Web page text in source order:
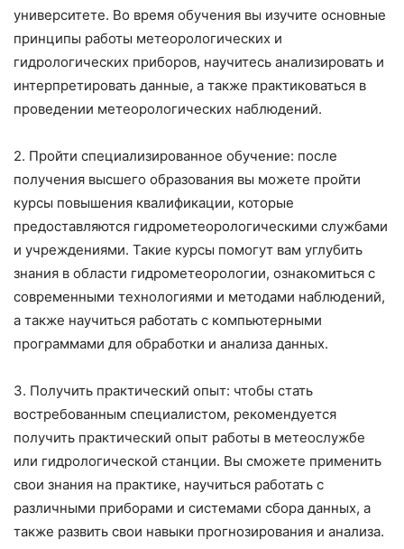
университете. Во время обучения вы изучите основные
принципы работы метеорологических и
гидрологических приборов, научитесь анализировать и
интерпретировать данные, а также практиковаться в
проведении метеорологических наблюдений.
2. Пройти специализированное обучение: после
получения высшего образования вы можете пройти
курсы повышения квалификации, которые
предоставляются гидрометеорологическими службами
и учреждениями. Такие курсы помогут вам углубить
знания в области гидрометеорологии, ознакомиться с
современными технологиями и методами наблюдений,
а также научиться работать с компьютерными
программами для обработки и анализа данных.
3. Получить практический опыт: чтобы стать
востребованным специалистом, рекомендуется
получить практический опыт работы в метеослужбе
или гидрологической станции. Вы сможете применить
свои знания на практике, научиться работать с
различными приборами и системами сбора данных, а
также развить свои навыки прогнозирования и анализа.